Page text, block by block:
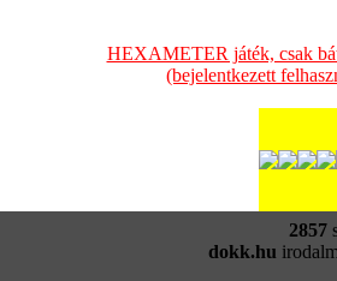
HEXAMETER játék, csak
(bejelentkezett
2857
dokk.hu